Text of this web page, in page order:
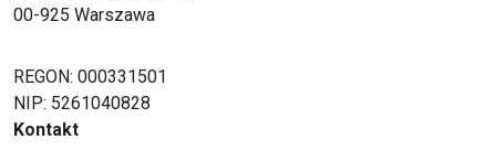
00-925 Warszawa
REGON: 000331501
NIP: 5261040828
Kontakt